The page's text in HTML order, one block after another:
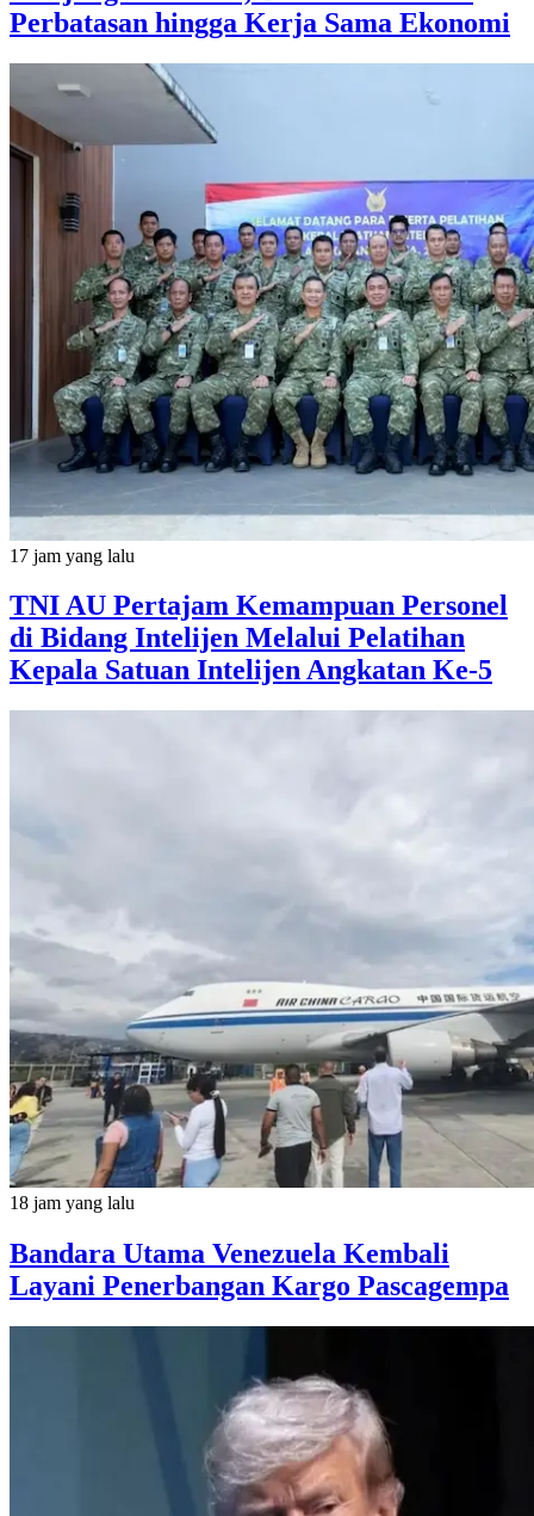
Perbatasan hingga Kerja Sama Ekonomi
17 jam yang lalu
TNI AU Pertajam Kemampuan Personel
di Bidang Intelijen Melalui Pelatihan
Kepala Satuan Intelijen Angkatan Ke-5
18 jam yang lalu
Bandara Utama Venezuela Kembali
Layani Penerbangan Kargo Pascagempa